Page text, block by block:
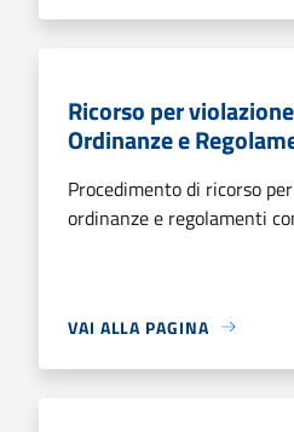
Ricorso per
Ordinanze e
Procedimento di ricorso
ordinanze e regolamenti
VAI ALLA PAGINA